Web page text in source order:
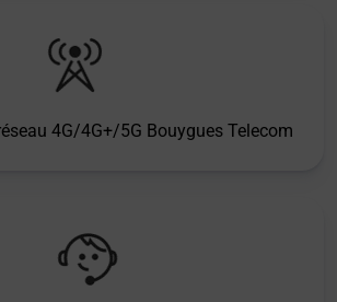
4G/4G+/5G Bouygues Telecom